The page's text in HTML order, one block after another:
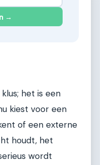
→
het is een
kiest voor een
of een externe
houdt, het
wordt